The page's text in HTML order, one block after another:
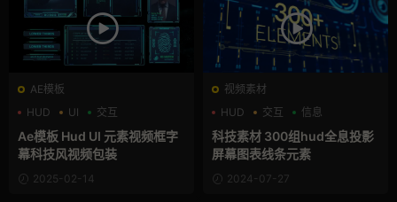
AE模板
HUD
UI 交互
Ae模板 Hud UI 元素视频框字
幕科技风视频包装
2025-02-14
视频素材
HUD
交互 信息
科技素材 300组hud全息投影
屏幕图表线条元素
2024-07-27